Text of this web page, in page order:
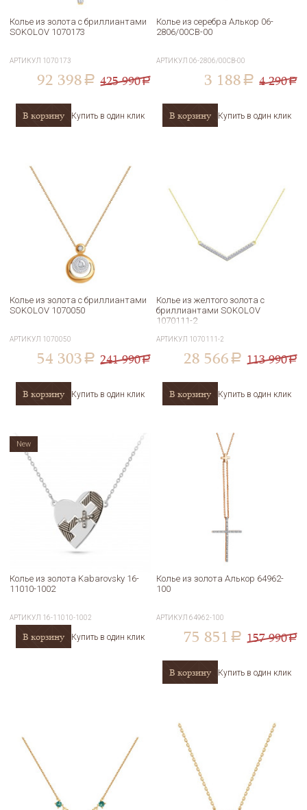
Колье из золота с бриллиантами
SOKOLOV 1070173
АРТИКУЛ 1070173
92 398 a 425 990a
В корзину Купить в один клик
Колье из серебра Алькор 06-
2806/00СВ-00
АРТИКУЛ06-2806/00СВ-00
3 188 a 4 290a
В корзину Купить в один клик
Колье из золота с бриллиантами
SOKOLOV 1070050
АРТИКУЛ 1070050
54 303 a 241 990a
В корзину Купить в один клик
Колье из желтого золота с
бриллиантами SOKOLOV
1070111-2
АРТИКУЛ 1070111-2
28 566 a 113 990a
В корзину Купить в один клик
Колье из золота Kabarovsky 16-
11010-1002
АРТИКУЛ 16-11010-1002
В корзину Купить в один клик
New
Колье из золота Алькор 64962-
100
АРТИКУЛ64962-100
75 851 a 157 990a
В корзину Купить в один клик